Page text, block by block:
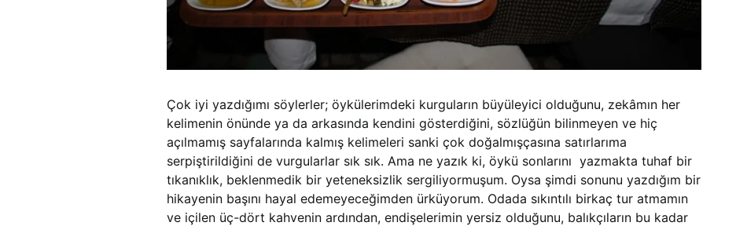
Çok iyi yazdığımı söylerler; öykülerimdeki kurguların büyüleyici olduğunu, zekâmın her
kelimenin önünde ya da arkasında kendini gösterdiğini, sözlüğün bilinmeyen ve hiç
açılmamış sayfalarında kalmış kelimeleri sanki çok doğalmışçasına satırlarıma
serpiştirildiğini de vurgularlar sık sık. Ama ne yazık ki, öykü sonlarını yazmakta tuhaf bir
tıkanıklık, beklenmedik bir yeteneksizlik sergiliyormuşum. Oysa şimdi sonunu yazdığım bir
hikayenin başını hayal edemeyeceğimden ürküyorum. Odada sıkıntılı birkaç tur atmamın
ve içilen üç-dört kahvenin ardından, endişelerimin yersiz olduğunu, balıkçıların bu kadar